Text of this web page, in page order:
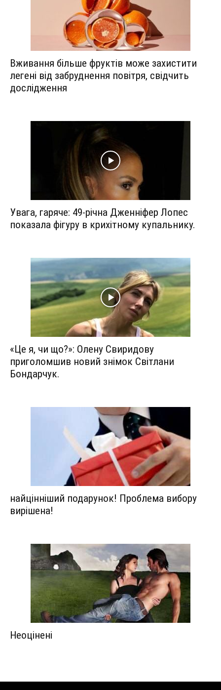
Вживання більше фруктів може захистити
легені від забруднення повітря, свідчить
дослідження
Увага, гаряче: 49-річна Дженніфер Лопес
показала фігуру в крихітному купальнику.
«Це я, чи що?»: Олену Свиридову
приголомшив новий знімок Світлани
Бондарчук.
найцінніший подарунок! Проблема вибору
вирішена!
Неоцінені